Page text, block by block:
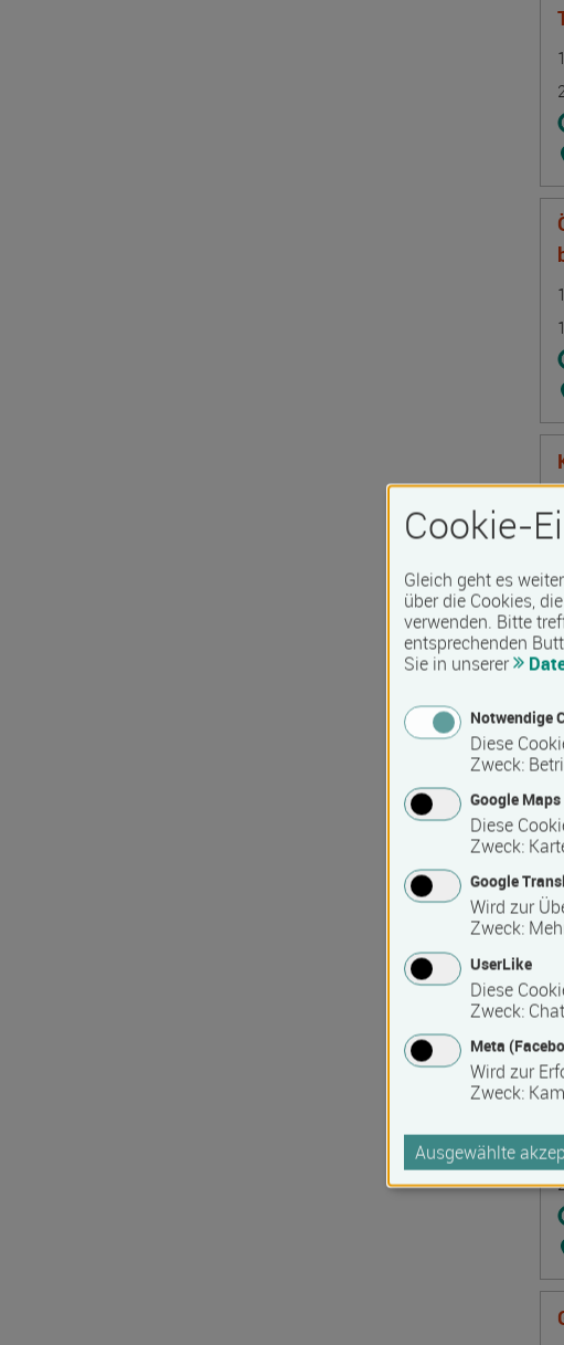
Cookie-
Gleich geht es
über die Cookies,
verwenden. Bitte
entsprechenden
Sie in unserer
Notwendige
Diese
Zweck:
Google Maps
Diese
Zweck:
Google
Wird zur
Zweck:
UserLike
Diese
Zweck:
Meta
Wird zur
Zweck:
Ausgewählte